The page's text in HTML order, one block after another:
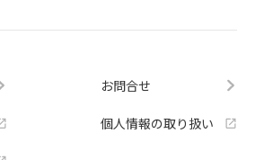
お問合せ
個人情報の取り扱い